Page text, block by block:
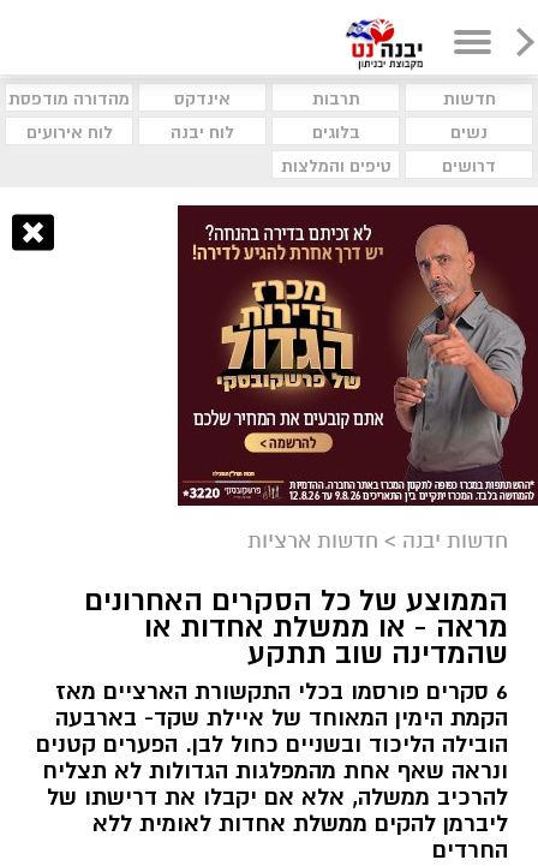
חדשות תרבות אינדקס
מהדורה מודפסת
נשים
בלוגים לוח יבנה
לוח אירועים
דרושים
טיפים והמלצות
חדשות יבנה > חדשות ארציות
הממוצע של כל הסקרים האחרונים
מראה - או ממשלת אחדות או
שהמדינה שוב תתקע
6 סקרים פורסמו בכלי התקשורת הארציים מאז
הקמת הימין המאוחד של איילת שקד- בארבעה
הובילה הליכוד ובשניים כחול לבן. הפערים קטנים
ונראה שאף אחת מהמפלגות הגדולות לא תצליח
להרכיב ממשלה, אלא אם יקבלו את דרישתו של
ליברמן להקים ממשלת אחדות לאומית ללא
החרדים